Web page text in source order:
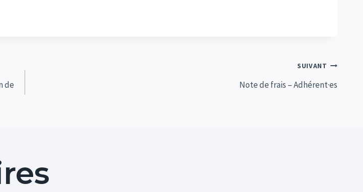
de
SUIVANT
Note de frais – Adhérent·es